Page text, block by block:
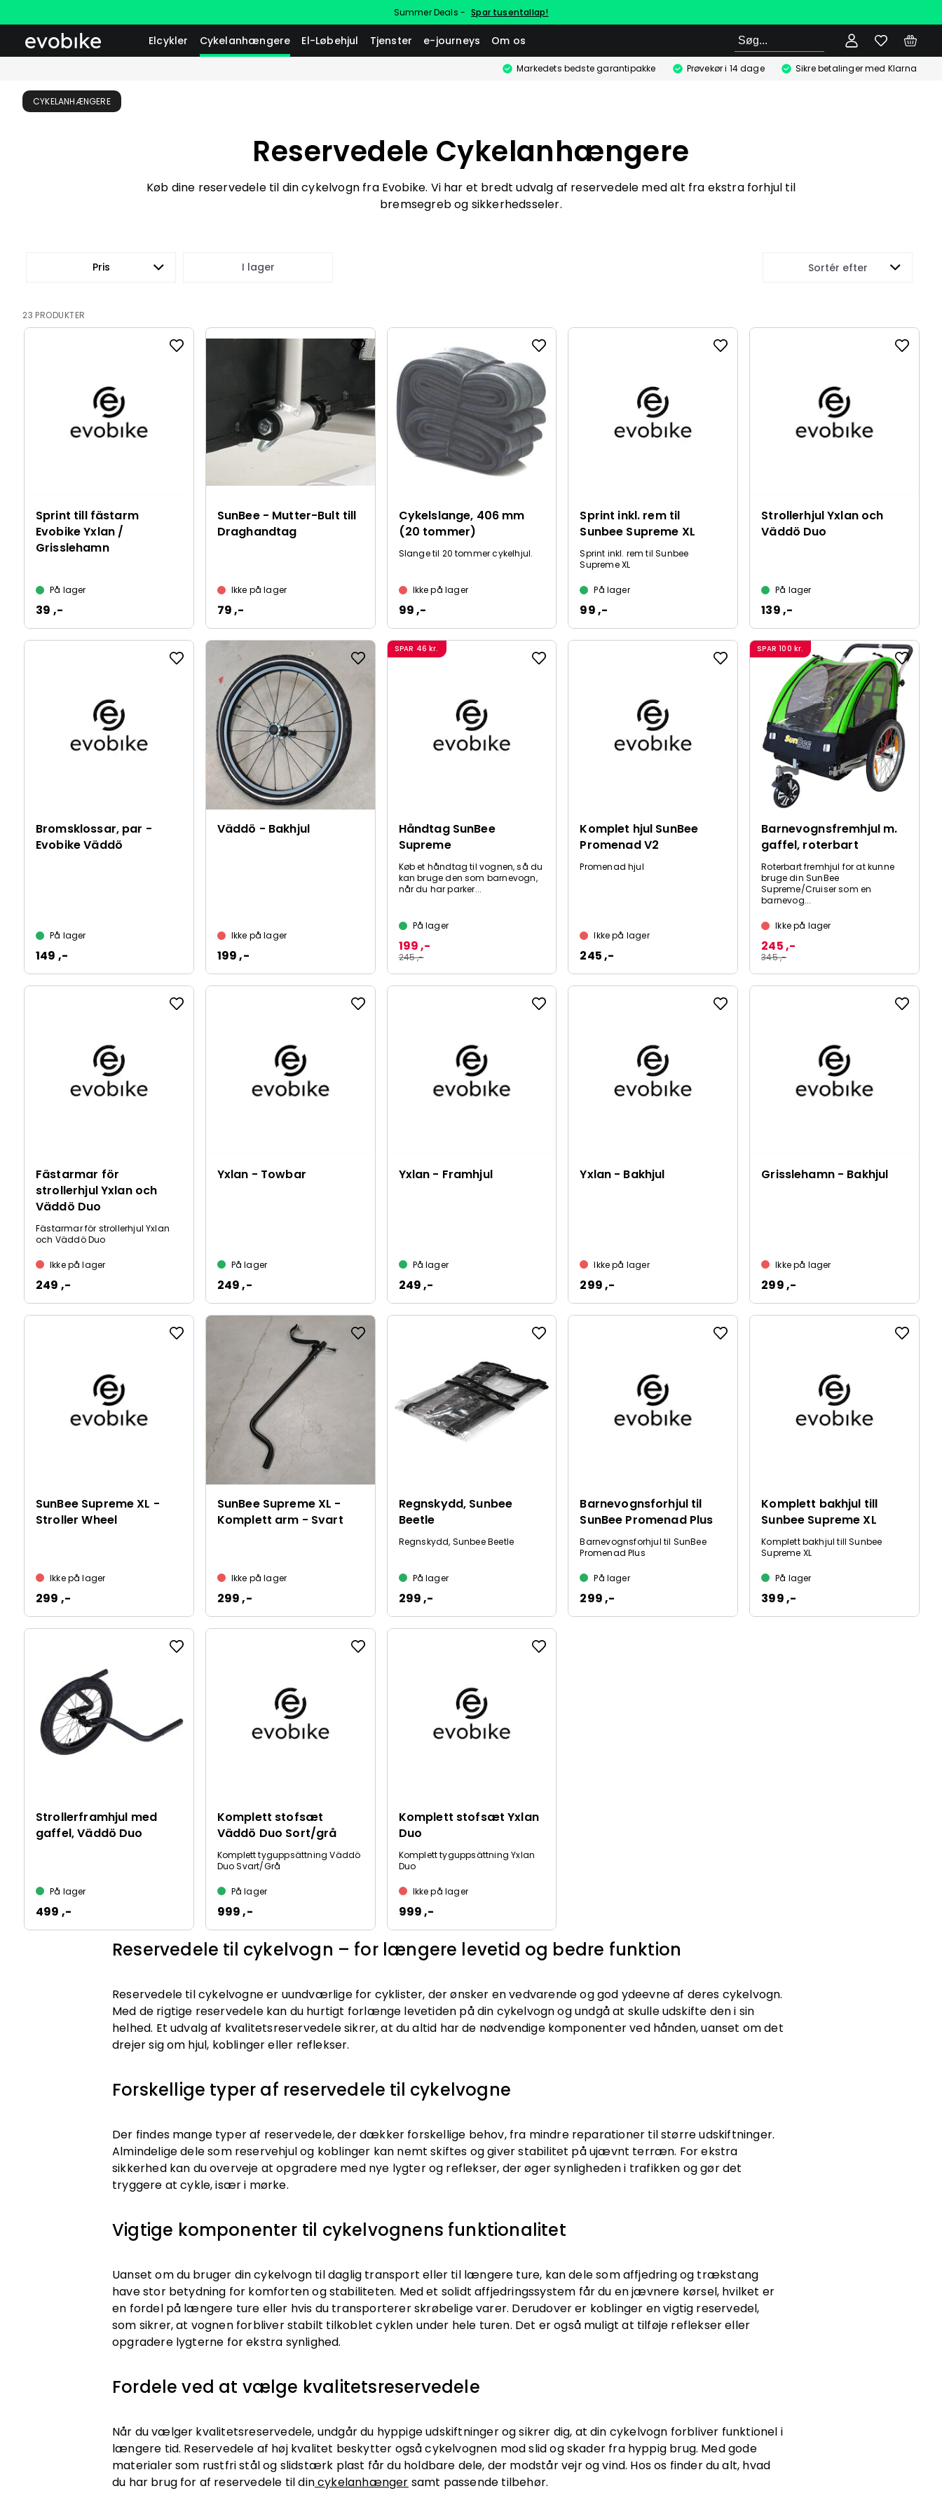
Summer Deals - Spar tusentallap!
Elcykler Cykelanhængere El-Løbehjul Tjenster e-journeys Om os Søg
Markedets bedste garantipakke Prøvekør i 14 dage Sikre betalinger med Klarna
CYKELANHÆNGERE
Reservedele Cykelanhængere
Køb dine reservedele til din cykelvogn fra Evobike. Vi har et bredt udvalg af reservedele med alt fra ekstra forhjul til
bremsegreb og sikkerhedsseler.
Pris I lager Sortér efter
23 PRODUKTER
Sprint till fästarm
Evobike Yxlan /
Grisslehamn
På lager
39 ,-
SunBee - Mutter-Bult till
Draghandtag
Ikke på lager
79 ,-
Cykelslange, 406 mm
(20 tommer)
Slange til 20 tommer cykelhjul.
Ikke på lager
99 ,-
Sprint inkl. rem til
Sunbee Supreme XL
Sprint inkl. rem til Sunbee
Supreme XL
På lager
99 ,-
Strollerhjul Yxlan och
Väddö Duo
På lager
139 ,-
Bromsklossar, par -
Evobike Väddö
På lager
149 ,-
Väddö - Bakhjul
Ikke på lager
199 ,-
SPAR 46 kr.
Håndtag SunBee
Supreme
Køb et håndtag til vognen, så du
kan bruge den som barnevogn,
når du har parker...
På lager
245 ,-
199 ,-
Komplet hjul SunBee
Promenad V2
Promenad hjul
Ikke på lager
245 ,-
SPAR 100 kr.
Barnevognsfremhjul m.
gaffel, roterbart
Roterbart fremhjul for at kunne
bruge din SunBee
Supreme/Cruiser som en
barnevog...
Ikke på lager
345 ,-
245 ,-
Fästarmar för
strollerhjul Yxlan och
Väddö Duo
Fästarmar för strollerhjul Yxlan
och Väddö Duo
Ikke på lager
249 ,-
Yxlan - Towbar
På lager
249 ,-
Yxlan - Framhjul
På lager
249 ,-
Yxlan - Bakhjul
Ikke på lager
299 ,-
Grisslehamn - Bakhjul
Ikke på lager
299 ,-
SunBee Supreme XL -
Stroller Wheel
Ikke på lager
299 ,-
SunBee Supreme XL -
Komplett arm - Svart
Ikke på lager
299 ,-
Regnskydd, Sunbee
Beetle
Regnskydd, Sunbee Beetle
På lager
299 ,-
Barnevognsforhjul til
SunBee Promenad Plus
Barnevognsforhjul til SunBee
Promenad Plus
På lager
299 ,-
Komplett bakhjul till
Sunbee Supreme XL
Komplett bakhjul till Sunbee
Supreme XL
På lager
399 ,-
Strollerframhjul med
gaffel, Väddö Duo
På lager
499 ,-
Komplett stofsæt
Väddö Duo Sort/grå
Komplett tyguppsättning Väddö
Duo Svart/Grå
På lager
999 ,-
Komplett stofsæt Yxlan
Duo
Komplett tyguppsättning Yxlan
Duo
Ikke på lager
999 ,-
Reservedele til cykelvogn – for længere levetid og bedre funktion
Reservedele til cykelvogne er uundværlige for cyklister, der ønsker en vedvarende og god ydeevne af deres cykelvogn.
Med de rigtige reservedele kan du hurtigt forlænge levetiden på din cykelvogn og undgå at skulle udskifte den i sin
helhed. Et udvalg af kvalitetsreservedele sikrer, at du altid har de nødvendige komponenter ved hånden, uanset om det
drejer sig om hjul, koblinger eller reflekser.
Forskellige typer af reservedele til cykelvogne
Der findes mange typer af reservedele, der dækker forskellige behov, fra mindre reparationer til større udskiftninger.
Almindelige dele som reservehjul og koblinger kan nemt skiftes og giver stabilitet på ujævnt terræn. For ekstra
sikkerhed kan du overveje at opgradere med nye lygter og reflekser, der øger synligheden i trafikken og gør det
tryggere at cykle, især i mørke.
Vigtige komponenter til cykelvognens funktionalitet
Uanset om du bruger din cykelvogn til daglig transport eller til længere ture, kan dele som affjedring og trækstang
have stor betydning for komforten og stabiliteten. Med et solidt affjedringssystem får du en jævnere kørsel, hvilket er
en fordel på længere ture eller hvis du transporterer skrøbelige varer. Derudover er koblinger en vigtig reservedel,
som sikrer, at vognen forbliver stabilt tilkoblet cyklen under hele turen. Det er også muligt at tilføje reflekser eller
opgradere lygterne for ekstra synlighed.
Fordele ved at vælge kvalitetsreservedele
Når du vælger kvalitetsreservedele, undgår du hyppige udskiftninger og sikrer dig, at din cykelvogn forbliver funktionel i
længere tid. Reservedele af høj kvalitet beskytter også cykelvognen mod slid og skader fra hyppig brug. Med gode
materialer som rustfri stål og slidstærk plast får du holdbare dele, der modstår vejr og vind. Hos os finder du alt, hvad
du har brug for af reservedele til dincykelanhænger samt passende tilbehør.